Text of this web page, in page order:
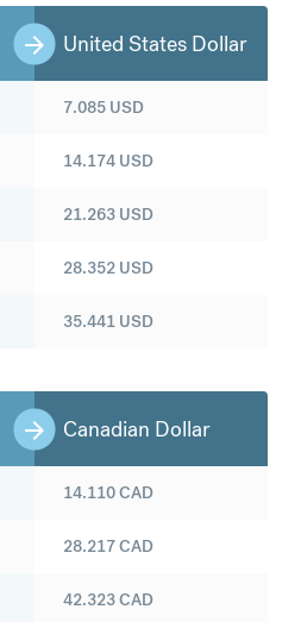
United States Dollar
7.085 USD
14.174 USD
21.263 USD
28.352 USD
35.441 USD
Canadian Dollar
14.110CAD
28.217CAD
42.323CAD